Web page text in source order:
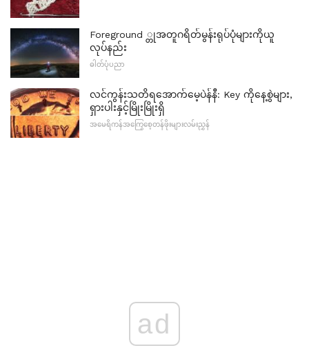
Foreground ္တုအတူဂရိတ်မွန်းရုပ်ပုံများကိုယူ
လုပ်နည်း
ဓါတ်ပုံပညာ
လင်ကွန်းသတိရအောက်မေ့ပဲန်နီ: Key ကိုနေ့စွဲများ,
ရှားပါးနှင့်မြိုးမြိုးရှိ
အမေရိကန်အကြွေစေ့တန်ဖိုးများလမ်းညွှန်
ad